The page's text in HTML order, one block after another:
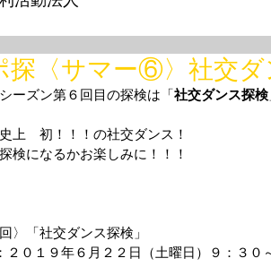
探〈サマー⑥〉社交ダ
ーズン第６回目の探検は「社交ダンス探検
上　初！！！の社交ダンス！
検になるかお楽しみに！！！
回〉「社交ダンス探検」
２０１９年６月２２日（土曜日）９：３０